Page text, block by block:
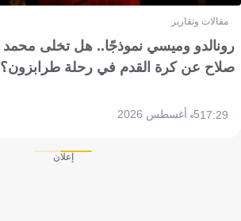
مقالات وتقارير
رونالدو وميسي نموذجًا.. هل تخلى محمد
صلاح عن كرة القدم في رحلة طرابزون؟
17:295 أغسطس 2026
إعلان